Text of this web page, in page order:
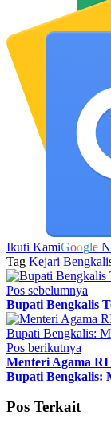
Ikuti KamiGoogle
Tag Kejari
Pos sebelumnya
Bupati Bengkalis
Pos berikutnya
Menteri Agama
Bupati Bengkalis:
Pos Terkait